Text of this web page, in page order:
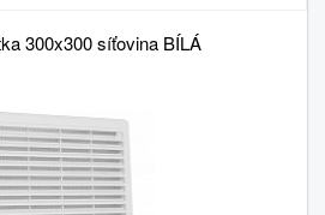
300x300 síťovina BÍLÁ